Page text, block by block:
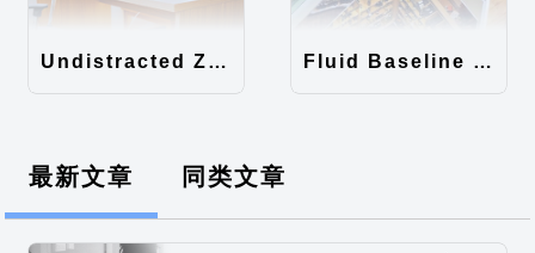
Undistracted Zen主题汉化包 Fluid Baseline Grid主题汉化包
最新文章 同类文章